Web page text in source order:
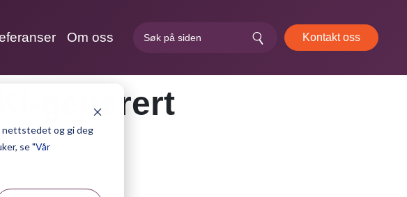
nettstedet og gi deg
se "Vår
Om oss Kontakt oss
generert